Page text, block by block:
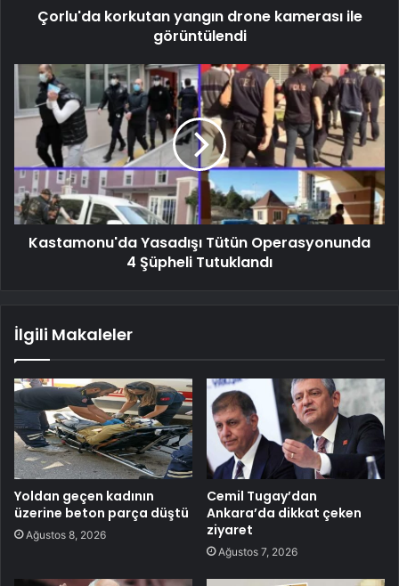
Çorlu'da korkutan yangın drone kamerası ile
görüntülendi
Kastamonu'da Yasadışı Tütün Operasyonunda
4 Şüpheli Tutuklandı
İlgili Makaleler
Yoldan geçen kadının
üzerine beton parça düştü
Ağustos 8, 2026
Cemil Tugay’dan
Ankara’da dikkat çeken
ziyaret
Ağustos 7, 2026